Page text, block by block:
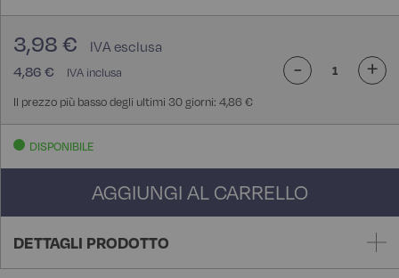
4,86 €
3,98 €
Il prezzo più basso degli ultimi 30 giorni: 4,86 €
- +
DISPONIBILE
AGGIUNGI AL CARRELLO
DETTAGLI PRODOTTO